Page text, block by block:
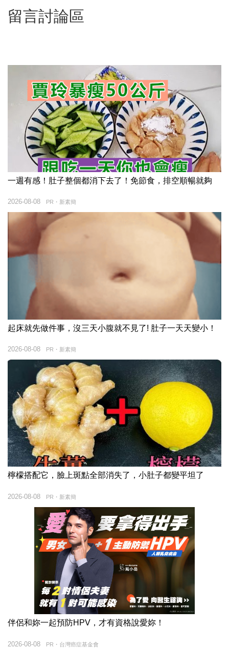
留言討論區
一週有感！肚子整個都消下去了！免節食，排空順暢就夠
PR・新素簡
2026-08-08
起床就先做件事，沒三天小腹就不見了! 肚子一天天變小！
PR・新素簡
2026-08-08
檸檬搭配它，臉上斑點全部消失了，小肚子都變平坦了
PR・新素簡
2026-08-08
伴侶和妳一起預防HPV，才有資格說愛妳！
PR・台灣癌症基金會
2026-08-08